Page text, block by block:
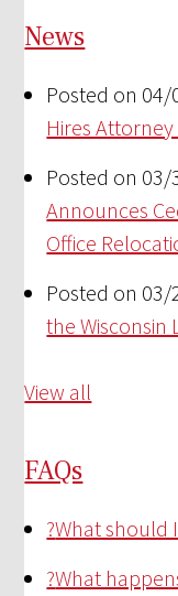
News
Posted on 04/
Hires
Posted on 03/
Announces
Office
Posted on 03/
the Wisconsin
View all
FAQs
?What should
?What